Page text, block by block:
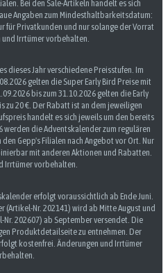
Bei den Sale-Artikeln handelt es sich
Angaben zum Mindesthaltbarkeitsdatum:
für Privatkunden und nur solange der Vorrat
Irrtümer vorbehalten.
dieses Jahr verschiedene Preisstufen. Im
gelten die Super Early Bird Preise mit
bis zum 31.10.2026 gelten die Early
zu 20 €. Der Rabatt ist an dem jeweiligen
handelt es sich jeweils um den bereits
die Adventskalender zum regulären
Gepp's Filialen nach Angebot vor Ort. Nur
mit anderen Aktionen und Rabatten.
Irrtümer vorbehalten.
erfolgt voraussichtlich ab Ende Juni.
(Artikel-Nr. 202141) wird ab Mitte August und
202607) ab September versendet. Die
Produktdetailseite zu entnehmen. Der
kostenfrei. Änderungen und Irrtümer